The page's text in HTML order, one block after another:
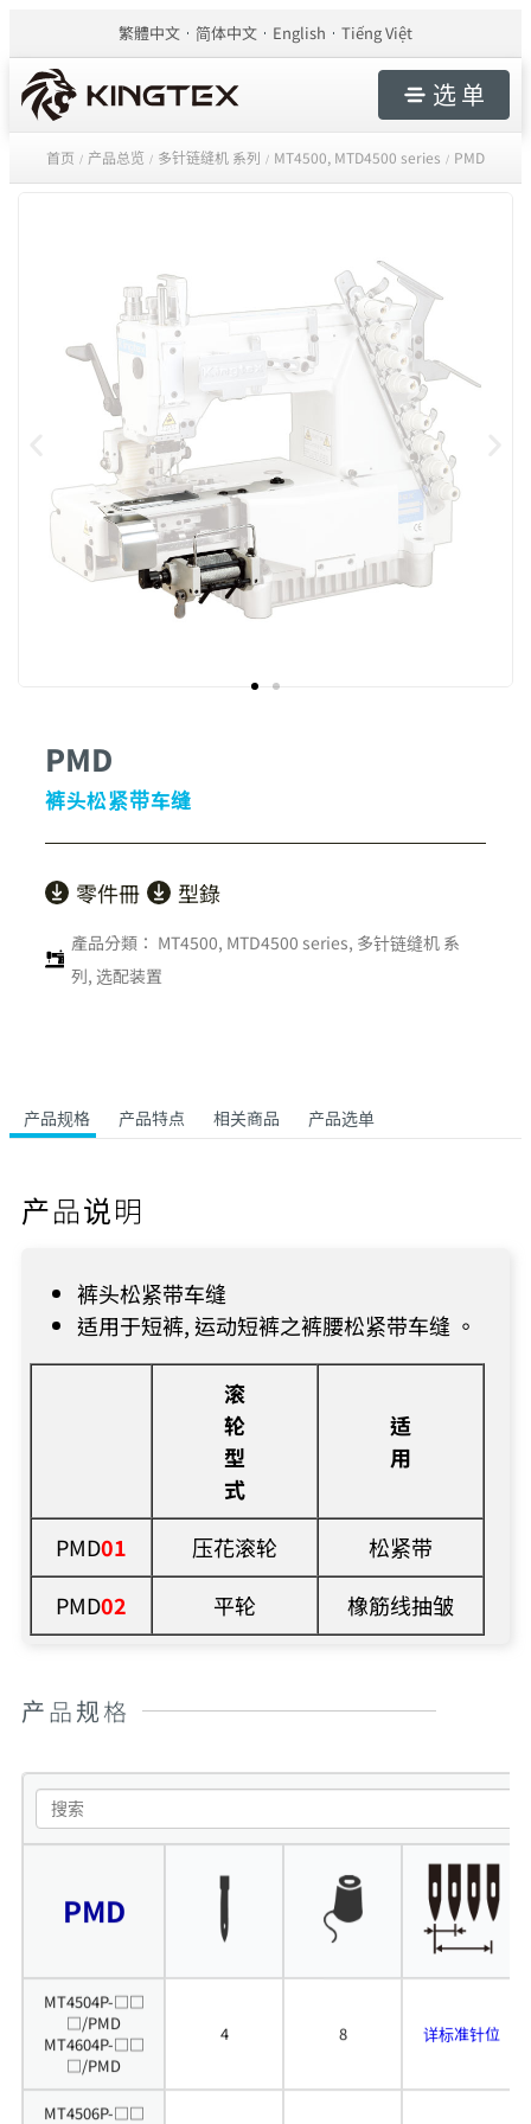
繁體中文 简体中文 English Tiếng Việt
选 单
首页 / 产品总览 / 多针链缝机 系列 / MT4500, MTD4500 series / PMD
PMD
裤头松紧带车缝
零件冊 型錄
產品分類： MT4500, MTD4500 series, 多针链缝机 系
列, 选配装置
产品规格 产品特点 相关商品 产品选单
产品说明
裤头松紧带车缝
适用于短裤, 运动短裤之裤腰松紧带车缝 。
滚
轮
型
式
适
用
PMD01 压花滚轮
松紧带
PMD02 平轮 橡筋线抽皱
产品规格
PMD
□/PMD
MT4604P-□□
□/PMD